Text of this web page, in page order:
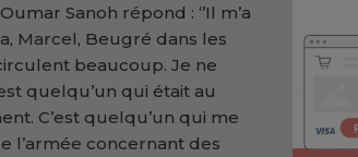
Sanoh répond : ‘’Il m’a
Marcel, Beugré dans les
beaucoup. Je ne
quelqu’un qui était au
C’est quelqu’un qui me
l’armée concernant des